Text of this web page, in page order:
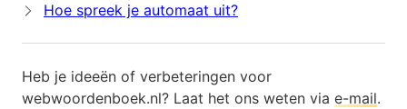
Hoe spreek je automaat uit?
Heb je ideeën of verbeteringen voor
webwoordenboek.nl? Laat het ons weten via e-mail.